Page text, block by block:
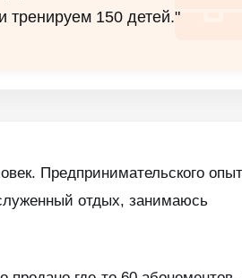
тренируем 150 детей."
Предпринимательского
отдых, занимаюсь